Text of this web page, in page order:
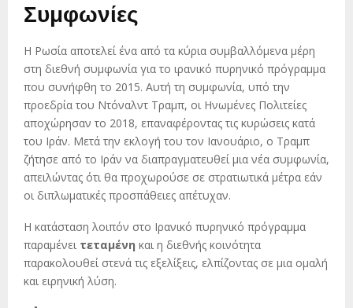
Συμφωνίες
Η Ρωσία αποτελεί ένα από τα κύρια συμβαλλόμενα μέρη
στη διεθνή συμφωνία για το ιρανικό πυρηνικό πρόγραμμα
που συνήφθη το 2015. Αυτή τη συμφωνία, υπό την
προεδρία του Ντόναλντ Τραμπ, οι Ηνωμένες Πολιτείες
αποχώρησαν το 2018, επαναφέροντας τις κυρώσεις κατά
του Ιράν. Μετά την εκλογή του τον Ιανουάριο, ο Τραμπ
ζήτησε από το Ιράν να διαπραγματευθεί μια νέα συμφωνία,
απειλώντας ότι θα προχωρούσε σε στρατιωτικά μέτρα εάν
οι διπλωματικές προσπάθειες απέτυχαν.
Η κατάσταση λοιπόν στο Ιρανικό πυρηνικό πρόγραμμα
παραμένει τεταμένη και η διεθνής κοινότητα
παρακολουθεί στενά τις εξελίξεις, ελπίζοντας σε μια ομαλή
και ειρηνική λύση.